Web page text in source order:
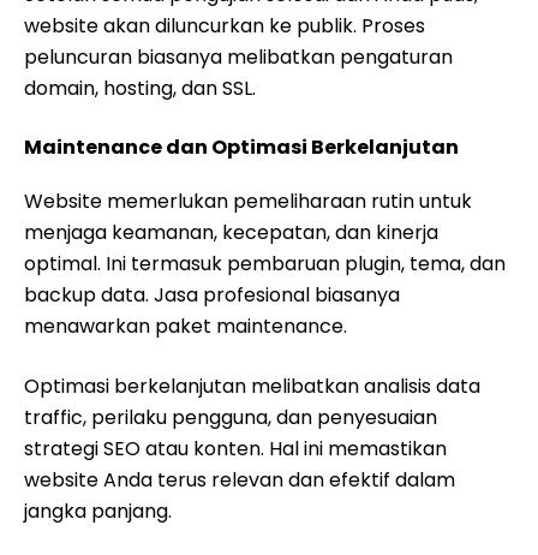
website akan diluncurkan ke publik. Proses
peluncuran biasanya melibatkan pengaturan
domain, hosting, dan SSL.
Maintenance dan Optimasi Berkelanjutan
Website memerlukan pemeliharaan rutin untuk
menjaga keamanan, kecepatan, dan kinerja
optimal. Ini termasuk pembaruan plugin, tema, dan
backup data. Jasa profesional biasanya
menawarkan paket maintenance.
Optimasi berkelanjutan melibatkan analisis data
traffic, perilaku pengguna, dan penyesuaian
strategi SEO atau konten. Hal ini memastikan
website Anda terus relevan dan efektif dalam
jangka panjang.